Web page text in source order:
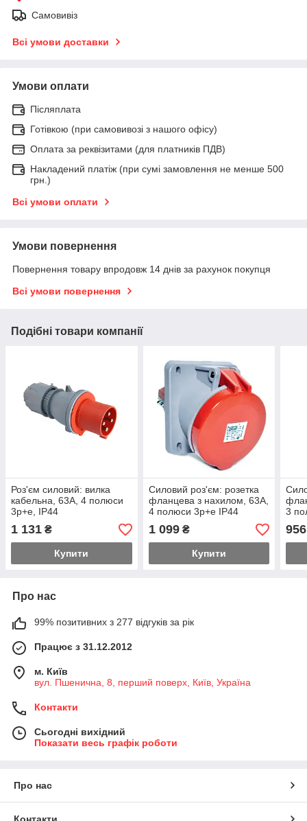
Самовивіз
Всі умови доставки
Умови оплати
Післяплата
Готівкою (при самовивозі з нашого офісу)
Оплата за реквізитами (для платників ПДВ)
Накладений платіж (при сумі замовлення не менше 500
грн.)
Всі умови оплати
Умови повернення
Повернення товару впродовж 14 днів за рахунок покупця
Всі умови повернення
Подібні товари компанії
Роз'єм силовий: вилка
кабельна, 63А, 4 полюси
3p+e, IP44
1 131 ₴
Купити
Силовий роз'єм: розетка
фланцева з нахилом, 63А,
4 полюси 3p+e IP44
1 099₴
Купити
3
956
Про нас
99% позитивних з 277 відгуків за рік
Працює з 31.12.2012
м. Київ
вул. Пшенична, 8, перший поверх, Київ, Україна
Контакти
Сьогодні вихідний
Показати весь графік роботи
Про нас